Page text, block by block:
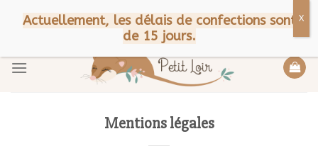
CGV Mentions légales
A propos
Contact
FAQ
Mentions légales
Actuellement, les délais de confections sont
de 15 jours.